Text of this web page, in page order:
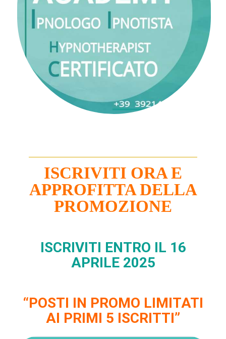
ISCRIVITI ORA E
APPROFITTA DELLA
PROMOZIONE
ISCRIVITI ENTRO IL 16
APRILE 2025
“POSTI IN PROMO LIMITATI
AI PRIMI 5 ISCRITTI”